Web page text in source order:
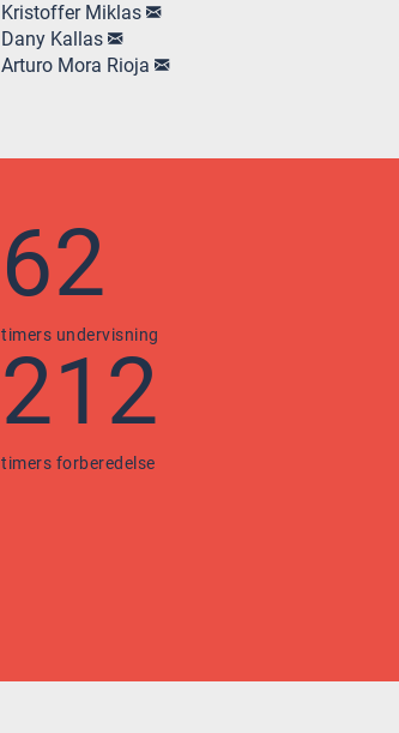
Kristoffer Miklas
Dany Kallas
Arturo Mora Rioja
62
timers undervisning
212
timers forberedelse